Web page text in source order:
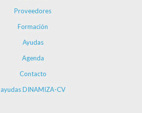
Proveedores
Formación
Ayudas
Agenda
Contacto
ayudas DINAMIZA-CV